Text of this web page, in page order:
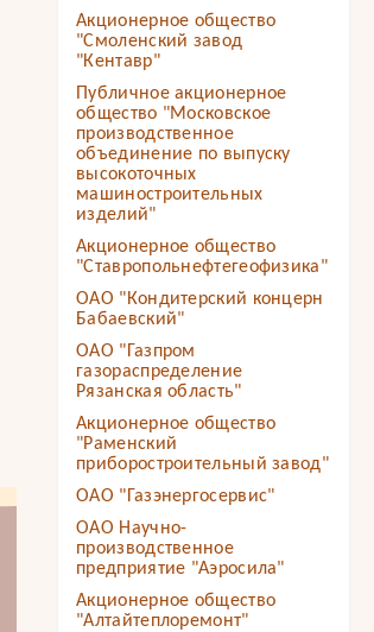
Акционерное общество
"Смоленский завод
"Кентавр"
Публичное акционерное
общество "Московское
производственное
объединение по выпуску
высокоточных
машиностроительных
изделий"
Акционерное общество
"Ставропольнефтегеофизика"
ОАО "Кондитерский концерн
Бабаевский"
ОАО "Газпром
газораспределение
Рязанская область"
Акционерное общество
"Раменский
приборостроительный завод"
ОАО "Газэнергосервис"
ОАО Научно-
производственное
предприятие "Аэросила"
Акционерное общество
"Алтайтеплоремонт"